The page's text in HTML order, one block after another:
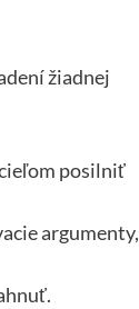
žiadnej
posilniť
argumenty,